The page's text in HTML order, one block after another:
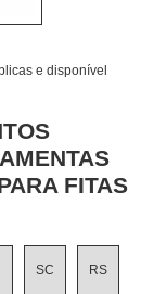
e disponível
FITAS
SC RS